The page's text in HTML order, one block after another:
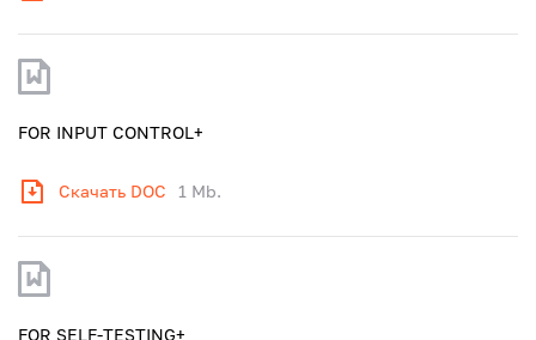
FOR INPUT CONTROL+
Скачать DOC 1 Mb.
FOR SELF-TESTING+